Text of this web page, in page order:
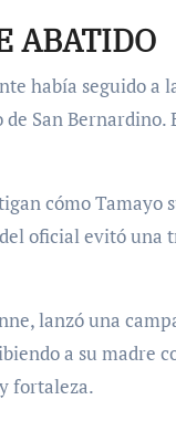
ABATIDO
había seguido
San
cómo Tamayo
oficial evitó una
lanzó una
a su madre
fortaleza.